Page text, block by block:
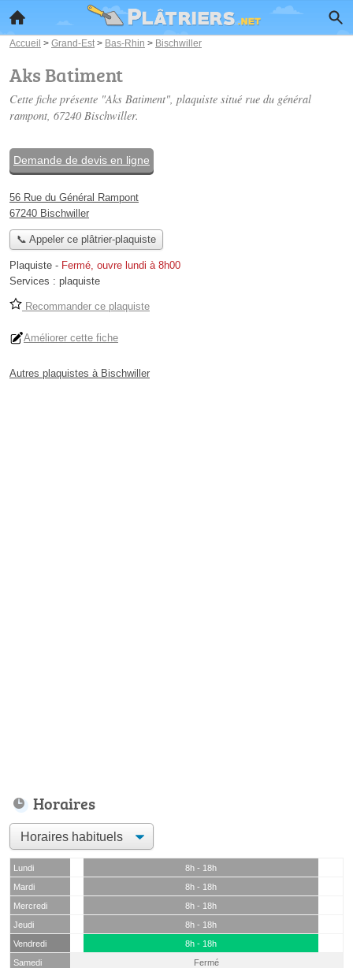
Accueil > Grand-Est > Bas-Rhin > Bischwiller
Aks Batiment
Cette fiche présente "Aks Batiment", plaquiste situé rue du général
rampont, 67240 Bischwiller.
Demande de devis en ligne
56 Rue du Général Rampont
67240 Bischwiller
📞 Appeler ce plâtrier-plaquiste
Plaquiste - Fermé, ouvre lundi à 8h00
Services : plaquiste
Recommander ce plaquiste
Améliorer cette fiche
Autres plaquistes à Bischwiller
Horaires
Lundi
8h - 18h
Mardi
8h - 18h
Mercredi
8h - 18h
Jeudi
8h - 18h
Vendredi
8h - 18h
Samedi
Fermé